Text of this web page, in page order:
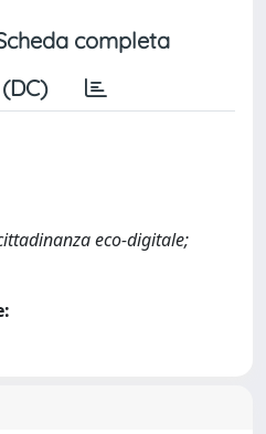
completa
eco-digitale;